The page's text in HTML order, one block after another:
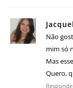
Não
mim só
Mas
Quero,